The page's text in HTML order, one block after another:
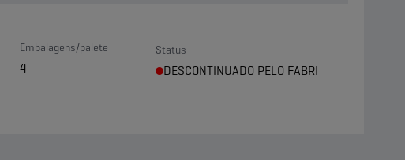
Embalagens/palete
4
Status
DESCONTINUADO PELO FABRICANTE